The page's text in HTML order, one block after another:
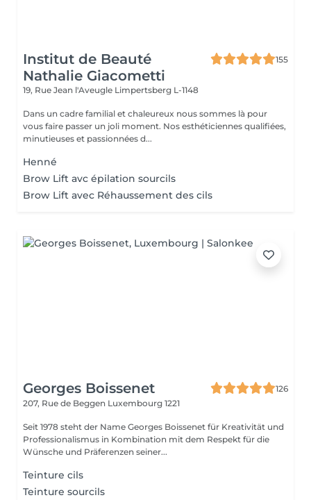
Institut de Beauté
Nathalie Giacometti
155
19, Rue Jean l'Aveugle Limpertsberg L-1148
Dans un cadre familial et chaleureux nous sommes là pour
vous faire passer un joli moment. Nos esthéticiennes qualifiées,
minutieuses et passionnées d...
Henné
Brow Lift avc épilation sourcils
Brow Lift avec Réhaussement des cils
Georges Boissenet
126
207, Rue de Beggen Luxembourg 1221
Seit 1978 steht der Name Georges Boissenet für Kreativität und
Professionalismus in Kombination mit dem Respekt für die
Wünsche und Präferenzen seiner...
Teinture cils
Teinture sourcils